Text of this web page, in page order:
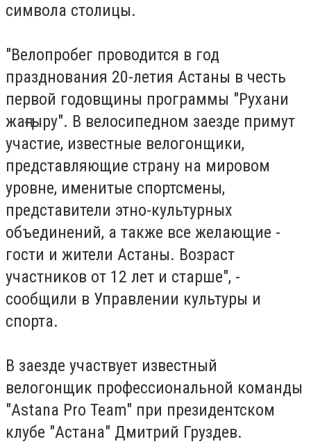
символа столицы.
"Велопробег проводится в год
празднования 20-летия Астаны в честь
первой годовщины программы "Рухани
жаңғыру". В велосипедном заезде примут
участие, известные велогонщики,
представляющие страну на мировом
уровне, именитые спортсмены,
представители этно-культурных
объединений, а также все желающие -
гости и жители Астаны. Возраст
участников от 12 лет и старше", -
сообщили в Управлении культуры и
спорта.
В заезде участвует известный
велогонщик профессиональной команды
"Astana Pro Team" при президентском
клубе "Астана" Дмитрий Груздев.